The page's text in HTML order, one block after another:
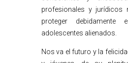
profesionales y jurídicos
proteger
adolescentes alienados.
Nos va el futuro y la